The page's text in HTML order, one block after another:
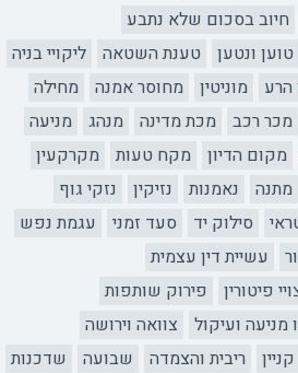
חיוב בסכום שלא נתבע
טוען ונטען טענת השטאה
ליקויי בניה
הרע מוניטין מחוסר אמנה
מחילה
מכר רכב מכת מדינה מנהג
מניעה
מקום הדיון מקח טעות
מקרקעין
מתנה נאמנות נזיקין
נזקי גוף
סילוק יד סעד זמני
עגמת נפש
עשיית דין עצמית
פיטורין
פירוק שותפות
מניעה ועיקול
צוואה וירושה
קניין ריבית והצמדה שבועה
שדכנות